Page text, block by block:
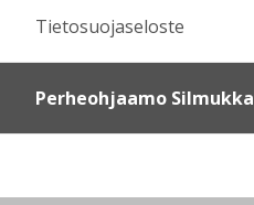
Tietosuojaseloste
Perheohjaamo Silmukka